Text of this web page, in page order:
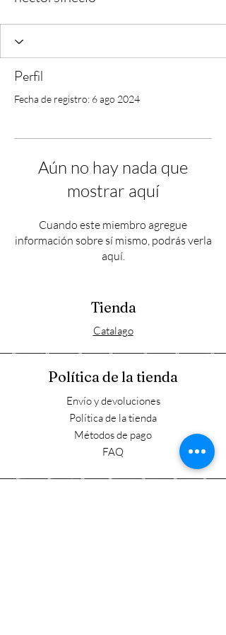
Perfil
Fecha de registro: 6 ago 2024
Aún no hay nada que
mostrar aquí
Cuando este miembro agregue
información sobre sí mismo, podrás verla
aquí.
Tienda
Catalago
Política de la tienda
Envío y devoluciones
Política de la tienda
Métodos de pago
FAQ